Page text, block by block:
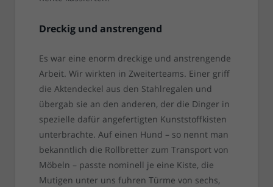
Dreckig und anstrengend
Es war eine enorm dreckige und anstrengende
Arbeit. Wir wirkten in Zweiterteams. Einer griff
die Aktendeckel aus den Stahlregalen und
übergab sie an den anderen, der die Dinger in
spezielle dafür angefertigten Kunststoffkisten
unterbrachte. Auf einen Hund – so nennt man
bekanntlich die Rollbretter zum Transport von
Möbeln – passte nominell je eine Kiste, die
Mutigen unter uns fuhren Türme von sechs,